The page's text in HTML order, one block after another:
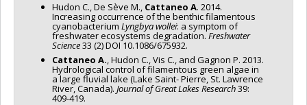
Hudon C., De Sève M., Cattaneo A. 2014.
Increasing occurrence of the benthic filamentous
cyanobacterium Lyngbya wollei: a symptom of
freshwater ecosystems degradation. Freshwater
Science33 (2) DOI 10.1086/675932.
Cattaneo A., Hudon C., Vis C., and Gagnon P. 2013.
Hydrological control of filamentous green algae in
a large fluvial lake (Lake Saint- Pierre, St. Lawrence
River, Canada). Journal of Great Lakes Research39:
409-419.